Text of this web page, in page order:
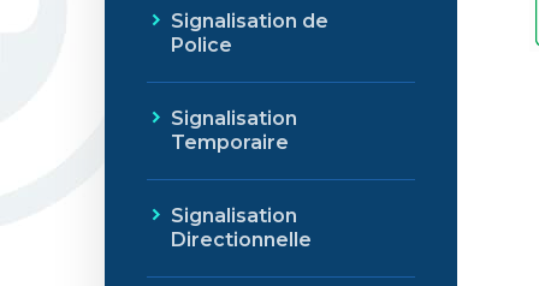
Signalisation de
Police
Signalisation
Temporaire
Signalisation
Directionnelle